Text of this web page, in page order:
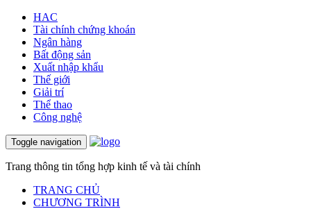
HAC
Tài chính chứng khoán
Ngân hàng
Bất động sản
Xuất nhập khẩu
Thế giới
Giải trí
Thể thao
Công nghệ
Toggle navigation
Trang thông tin tổng hợp kinh tế và tài chính
TRANG CHỦ
CHƯƠNG TRÌNH